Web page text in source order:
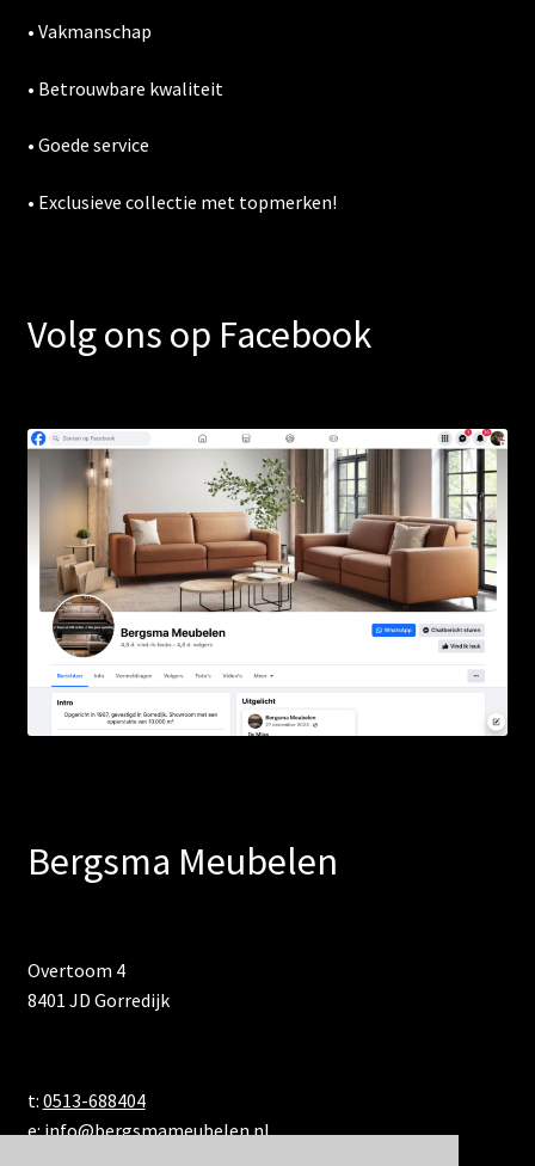
• Vakmanschap
• Betrouwbare kwaliteit
• Goede service
• Exclusieve collectie met topmerken!
Volg ons op Facebook
Bergsma Meubelen
Overtoom 4
8401 JD Gorredijk
t: 0513-688404
e:info@bergsmameubelen.nl